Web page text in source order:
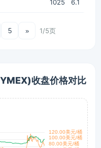
1025 6.1
5 » 1/5页
收盘价格对比